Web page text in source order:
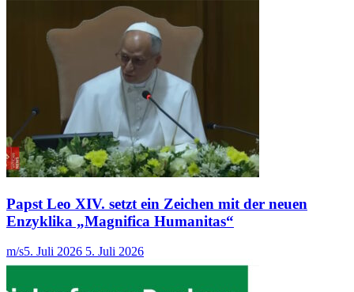
Papst Leo XIV. setzt ein Zeichen mit der neuen
Enzyklika „Magnifica Humanitas“
m/s5. Juli 2026 5. Juli 2026